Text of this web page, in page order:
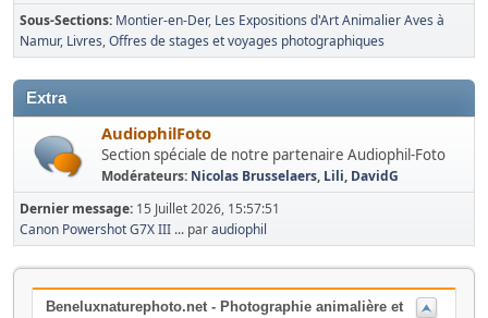
Sous-Sections Montier-en-Der Les Expositions d'Art Animalier Aves à
Namur Livres Offres de stages et voyages photographiques
Extra
AudiophilFoto
Section spéciale de notre partenaire Audiophil-Foto
Modérateurs: Nicolas Brusselaers, Lili, DavidG
Dernier message: 15 Juillet 2026, 15:57:51
Canon Powershot G7X III ... paraudiophil
Beneluxnaturephoto.net - Photographie animalière et